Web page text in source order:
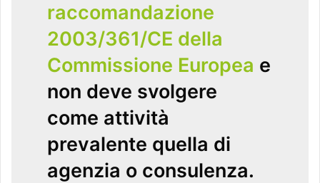
raccomandazione
2003/361/CE della
Commissione Europea e
non deve svolgere
come attività
prevalente quella di
agenzia o consulenza.